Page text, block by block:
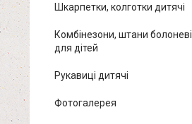
Шкарпетки, колготки дитячі
Комбінезони, штани болоневі
для дітей
Рукавиці дитячі
Фотогалерея